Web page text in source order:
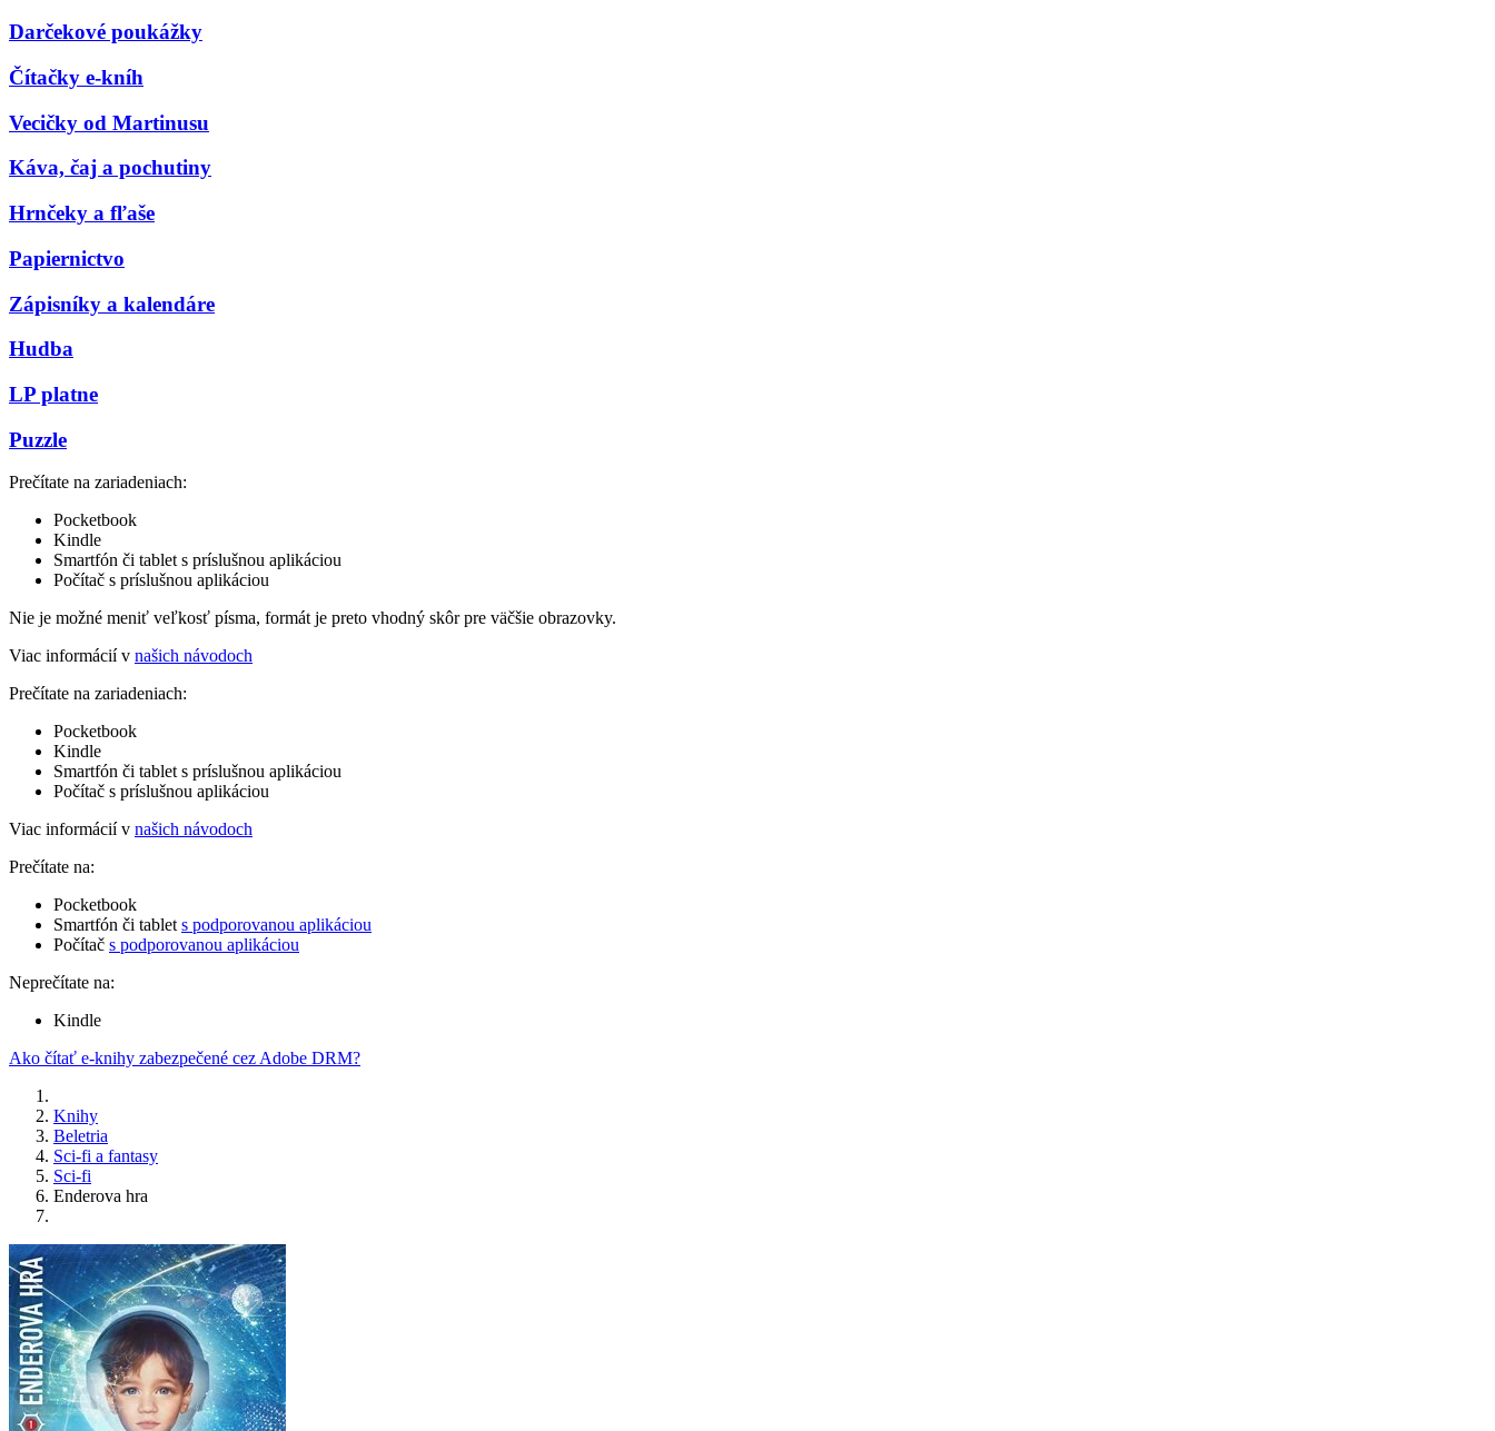
Darčekové poukážky
Čítačky e-kníh
Vecičky od Martinusu
Káva, čaj a pochutiny
Hrnčeky a fľaše
Papiernictvo
Zápisníky a kalendáre
Hudba
LP platne
Puzzle
Prečítate na zariadeniach:
Pocketbook
Kindle
Smartfón či tablet s príslušnou aplikáciou
Počítač s príslušnou aplikáciou
Nie je možné meniť veľkosť písma, formát je preto vhodný skôr pre väčšie obrazovky.
Viac informácií v našich návodoch
Prečítate na zariadeniach:
Pocketbook
Kindle
Smartfón či tablet s príslušnou aplikáciou
Počítač s príslušnou aplikáciou
Viac informácií v našich návodoch
Prečítate na:
Pocketbook
Smartfón či tablet s podporovanou aplikáciou
Počítač s podporovanou aplikáciou
Neprečítate na:
Kindle
Ako čítať e-knihy zabezpečené cez Adobe DRM?
Knihy
Beletria
Sci-fi a fantasy
Sci-fi
Enderova hra